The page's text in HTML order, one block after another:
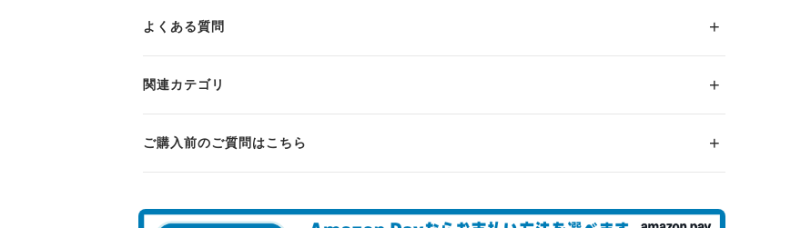
よくある質問
関連カテゴリ
ご購入前のご質問はこちら